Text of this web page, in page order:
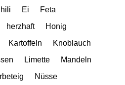
Ei
Feta
herzhaft
Honig
Kartoffeln
Knoblauch
Limette
Mandeln
Nüsse